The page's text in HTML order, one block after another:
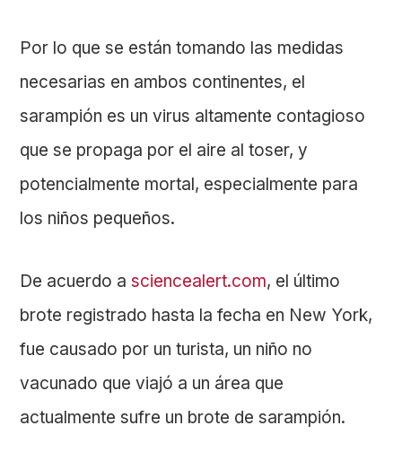
Por lo que se están tomando las medidas
necesarias en ambos continentes, el
sarampión es un virus altamente contagioso
que se propaga por el aire al toser, y
potencialmente mortal, especialmente para
los niños pequeños.
De acuerdo asciencealert.com, el último
brote registrado hasta la fecha en New York,
fue causado por un turista, un niño no
vacunado que viajó a un área que
actualmente sufre un brote de sarampión.